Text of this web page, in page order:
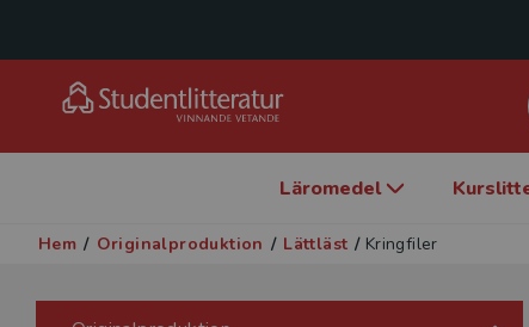
Läromedel
Hem / Originalproduktion / Lättläst / Kringfiler